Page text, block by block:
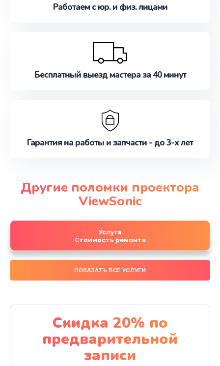
Работаем с юр. и физ. лицами
Бесплатный выезд мастера за 40 минут
Гарантия на работы и запчасти - до 3-х лет
Другие поломки проектора
ViewSonic
Услуга
Стоимость ремонта
ПОКАЗАТЬ ВСЕ УСЛУГИ
Скидка 20% по
предварительной
записи